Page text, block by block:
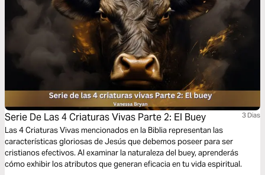
Serie De Las 4 Criaturas Vivas Parte 2: El Buey 3 Dias
Las 4 Criaturas Vivas mencionados en la Biblia representan las
características gloriosas de Jesús que debemos poseer para ser
cristianos efectivos. Al examinar la naturaleza del buey, aprenderás
cómo exhibir los atributos que generan eficacia en tu vida espiritual.